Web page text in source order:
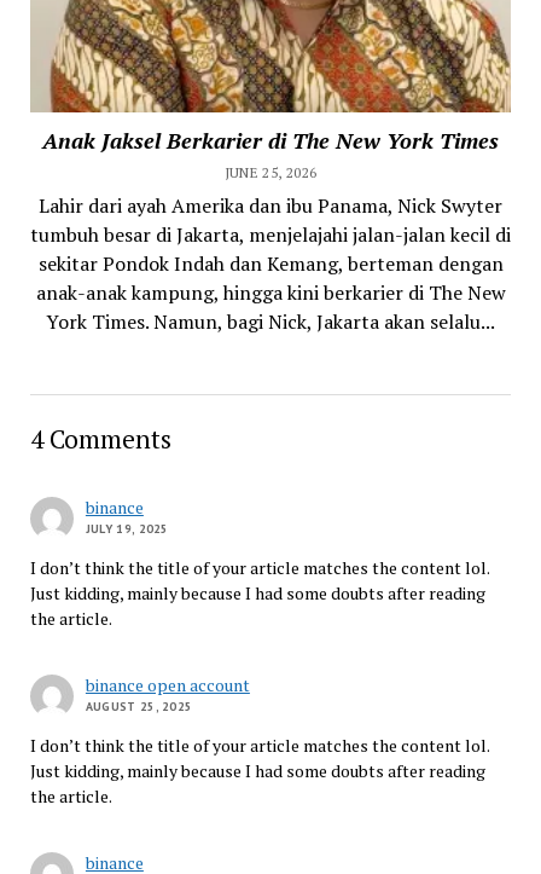
Anak Jaksel Berkarier di The New York Times
JUNE 25, 2026
Lahir dari ayah Amerika dan ibu Panama, Nick Swyter
tumbuh besar di Jakarta, menjelajahi jalan-jalan kecil di
sekitar Pondok Indah dan Kemang, berteman dengan
anak-anak kampung, hingga kini berkarier di The New
York Times. Namun, bagi Nick, Jakarta akan selalu...
4 Comments
binance
JULY 19, 2025
I don’t think the title of your article matches the content lol.
Just kidding, mainly because I had some doubts after reading
the article.
binance open account
AUGUST 25, 2025
I don’t think the title of your article matches the content lol.
Just kidding, mainly because I had some doubts after reading
the article.
binance